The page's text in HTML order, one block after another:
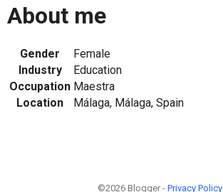
About me
Gender
Female
Industry
Education
Occupation Maestra
Location
Málaga, Málaga, Spain
©2026 Blogger - Privacy Policy